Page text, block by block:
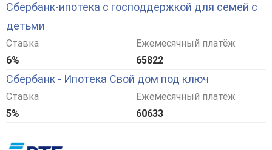
Сбербанк-ипотека с господдержкой для семей с
детьми
Ставка
6%
Ежемесячный платёж
65822
Сбербанк - Ипотека Свой дом под ключ
Ставка
5%
Ежемесячный платёж
60633